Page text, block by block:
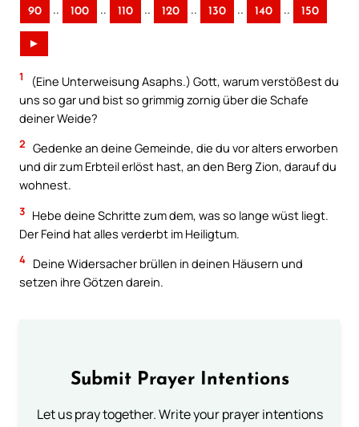
90 .. 100 .. 110 .. 120 .. 130 .. 140 .. 150
►
1
(Eine Unterweisung Asaphs.) Gott, warum verstößest du
uns so gar und bist so grimmig zornig über die Schafe
deiner Weide?
2 Gedenke an deine Gemeinde, die du vor alters erworben
und dir zum Erbteil erlöst hast, an den Berg Zion, darauf du
wohnest.
3 Hebe deine Schritte zum dem, was so lange wüst liegt.
Der Feind hat alles verderbt im Heiligtum.
4 Deine Widersacher brüllen in deinen Häusern und
setzen ihre Götzen darein.
Submit Prayer Intentions
Let us pray together. Write your prayer intentions